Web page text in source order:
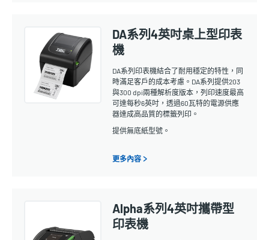
DA系列4英吋桌上型印表
機
DA系列印表機結合了耐用穩定的特性，同
時滿足客戶的成本考慮。DA系列提供203
與300 dpi兩種解析度版本，列印速度最高
可達每秒6英吋，透過60瓦特的電源供應
器達成高品質的標籤列印。
提供無底紙型號。
更多內容 >
Alpha系列4英吋攜帶型
印表機